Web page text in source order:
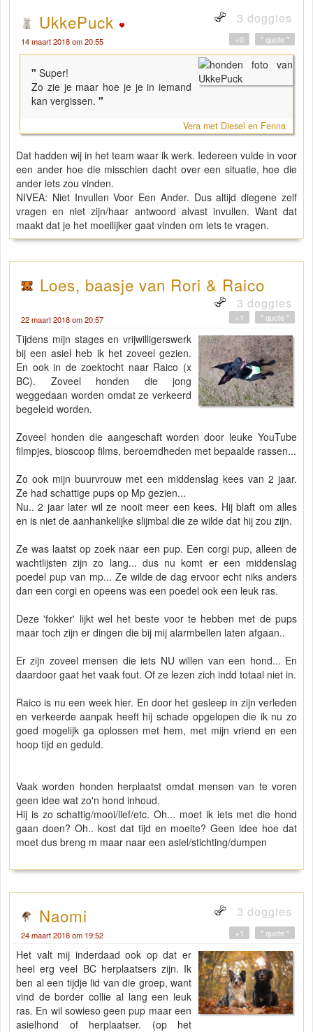
UkkePuck 3 doggies
14 maart 2018 om 20:55 " quote "
+0
" Super!
Zo zie je maar hoe je je in iemand
kan vergissen. "
Vera met Diesel en Fenna
Dat hadden wij in het team waar ik werk. Iedereen vulde in voor
een ander hoe die misschien dacht over een situatie, hoe die
ander iets zou vinden.
NIVEA: Niet Invullen Voor Een Ander. Dus altijd diegene zelf
vragen en niet zijn/haar antwoord alvast invullen. Want dat
maakt dat je het moeilijker gaat vinden om iets te vragen.
Loes, baasje van Rori & Raico
3 doggies
22 maart 2018 om 20:57 " quote "
+1
Tijdens mijn stages en vrijwilligerswerk
bij een asiel heb ik het zoveel gezien.
En ook in de zoektocht naar Raico (x
BC). Zoveel honden die jong
weggedaan worden omdat ze verkeerd
begeleid worden.
Zoveel honden die aangeschaft worden door leuke YouTube
filmpjes, bioscoop films, beroemdheden met bepaalde rassen...
Zo ook mijn buurvrouw met een middenslag kees van 2 jaar.
Ze had schattige pups op Mp gezien...
Nu.. 2 jaar later wil ze nooit meer een kees. Hij blaft om alles
en is niet de aanhankelijke slijmbal die ze wilde dat hij zou zijn.
Ze was laatst op zoek naar een pup. Een corgi pup, alleen de
wachtlijsten zijn zo lang... dus nu komt er een middenslag
poedel pup van mp... Ze wilde de dag ervoor echt niks anders
dan een corgi en opeens was een poedel ook een leuk ras.
Deze 'fokker' lijkt wel het beste voor te hebben met de pups
maar toch zijn er dingen die bij mij alarmbellen laten afgaan..
Er zijn zoveel mensen die iets NU willen van een hond... En
daardoor gaat het vaak fout. Of ze lezen zich indd totaal niet in.
Raico is nu een week hier. En door het gesleep in zijn verleden
en verkeerde aanpak heeft hij schade opgelopen die ik nu zo
goed mogelijk ga oplossen met hem, met mijn vriend en een
hoop tijd en geduld.
Vaak worden honden herplaatst omdat mensen van te voren
geen idee wat zo'n hond inhoud.
Hij is zo schattig/mooi/lief/etc. Oh... moet ik iets met die hond
gaan doen? Oh.. kost dat tijd en moeite? Geen idee hoe dat
moet dus breng m maar naar een asiel/stichting/dumpen
Naomi 3 doggies
24 maart 2018 om 19:52 " quote "
+1
Het valt mij inderdaad ook op dat er
heel erg veel BC herplaatsers zijn. Ik
ben al een tijdje lid van die groep, want
vind de border collie al lang een leuk
ras. En wil sowieso geen pup maar een
asielhond of herplaatser. (op het